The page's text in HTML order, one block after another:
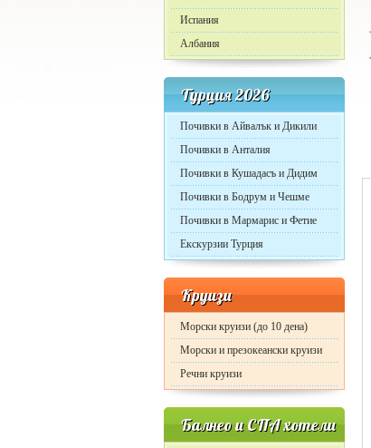
Испания
Албания
Турция 2026
Почивки в Айвалък и Дикили
Почивки в Анталия
Почивки в Кушадасъ и Дидим
Почивки в Бодрум и Чешме
Почивки в Мармарис и Фетие
Екскурзии Турция
Круизи
Морски круизи (до 10 дена)
Морски и презокеански круизи
Речни круизи
Балнео и СПА хотели